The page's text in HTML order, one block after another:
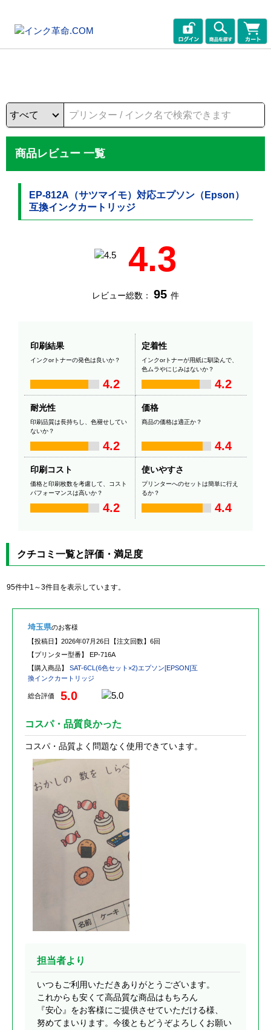
商品レビュー 一覧
EP-812A（サツマイモ）対応エプソン（Epson）
互換インクカートリッジ
4.3
レビュー総数： 95 件
印刷結果
インクorトナーの発色は良いか？
4.2
定着性
インクorトナーが用紙に馴染んで、
色ムラやにじみはないか？
4.2
耐光性
印刷品質は長持ちし、色褪せしてい
ないか？
4.2
価格
商品の価格は適正か？
4.4
印刷コスト
価格と印刷枚数を考慮して、コスト
パフォーマンスは高いか？
4.2
使いやすさ
プリンターへのセットは簡単に行え
るか？
4.4
クチコミ一覧と評価・満足度
95件中1～3件目を表示しています。
埼玉県のお客様
【投稿日】 2026年07月26日 【注文回数】 6回
【プリンター型番】 EP-716A
【購入商品】 SAT-6CL(6色セット×2)エプソン[EPSON]互
換インクカートリッジ
総合評価 5.0
コスパ・品質良かった
コスパ・品質よく問題なく使用できています。
担当者より
いつもご利用いただきありがとうございます。
これからも安くて高品質な商品はもちろん
『安心』をお客様にご提供させていただける様、
努めてまいります。今後ともどうぞよろしくお願い